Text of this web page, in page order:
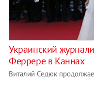
Украинский
Феррере в Каннах
Виталий Седюк